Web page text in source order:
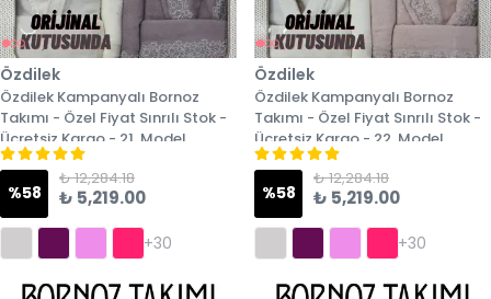
Özdilek
Özdilek Kampanyalı Bornoz
Takımı - Özel Fiyat Sınrılı Stok -
Ücretsiz Kargo - 21. Model
%58
₺ 12,284.18
₺ 5,219.00
+30
Özdilek
Özdilek Kampanyalı Bornoz
Takımı - Özel Fiyat Sınrılı Stok -
Ücretsiz Kargo - 22. Model
%58
₺ 12,284.18
₺ 5,219.00
+30